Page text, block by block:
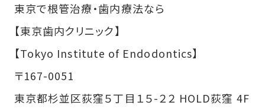
東京で根管治療・歯内療法なら
【東京歯内クリニック】
【Tokyo Institute of Endodontics】
〒167-0051
東京都杉並区荻窪５丁目１５-２２ HOLD荻窪 4F